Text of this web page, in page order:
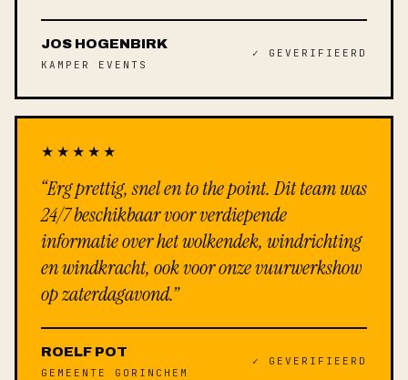
JOS HOGENBIRK
KAMPER EVENTS
✓ GEVERIFIEERD
★★★★★
“Erg prettig, snel en to the point. Dit team was
24/7 beschikbaar voor verdiepende
informatie over het wolkendek, windrichting
en windkracht, ook voor onze vuurwerkshow
op zaterdagavond.”
ROELF POT
GEMEENTE GORINCHEM
✓ GEVERIFIEERD